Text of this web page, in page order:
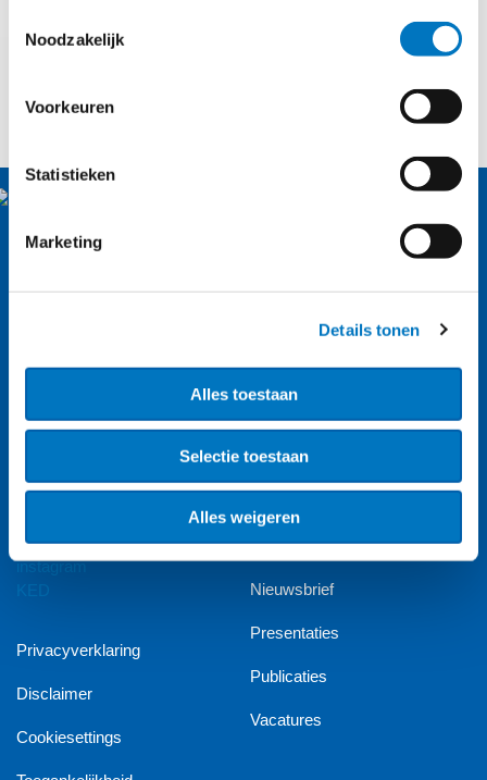
Noodzakelijk
Voorkeuren
Statistieken
Marketing
Details tonen
Alles toestaan
Selectie toestaan
Alles weigeren
Mag je looneisen stellen in een
Nassaulaan 12
Privacyverklaring
Disclaimer
Cookiesettings
Agenda
Diensten
Nieuwsbrief
Presentaties
Publicaties
Vacatures